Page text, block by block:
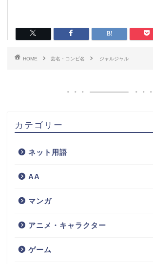
HOME 芸名・コンビ名 ジャルジャル
カテゴリー
ネット用語
AA
マンガ
アニメ・キャラクター
ゲーム